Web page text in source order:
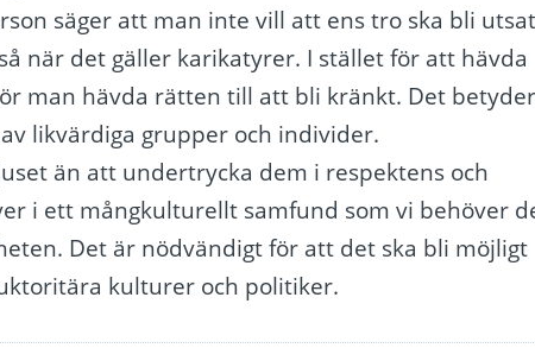
säger att man inte vill att ens tro ska bli
när det gäller karikatyrer. I stället för att hävda
man hävda rätten till att bli kränkt. Det betyder
likvärdiga grupper och individer.
än att undertrycka dem i respektens och
i ett mångkulturellt samfund som vi behöver
Det är nödvändigt för att det ska bli möjligt
kulturer och politiker.